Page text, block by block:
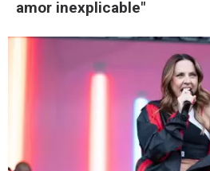
amor inexplicable"